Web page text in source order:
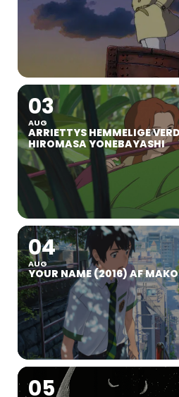
03
AUG
ARRIETTYS HEMMELIGE
HIROMASA YONEBAYASHI
04
AUG
YOUR NAME (2016) AF
05